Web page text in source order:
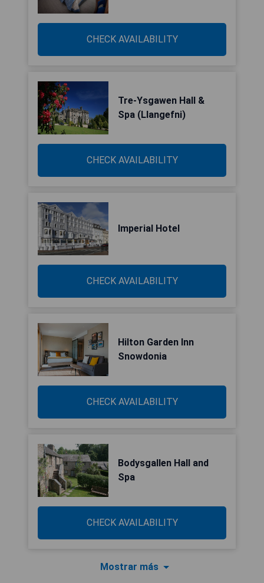
CHECK AVAILABILITY
Tre-Ysgawen Hall &
Spa (Llangefni)
CHECK AVAILABILITY
Imperial Hotel
CHECK AVAILABILITY
Hilton Garden Inn
Snowdonia
CHECK AVAILABILITY
Bodysgallen Hall and
Spa
CHECK AVAILABILITY
Mostrar más